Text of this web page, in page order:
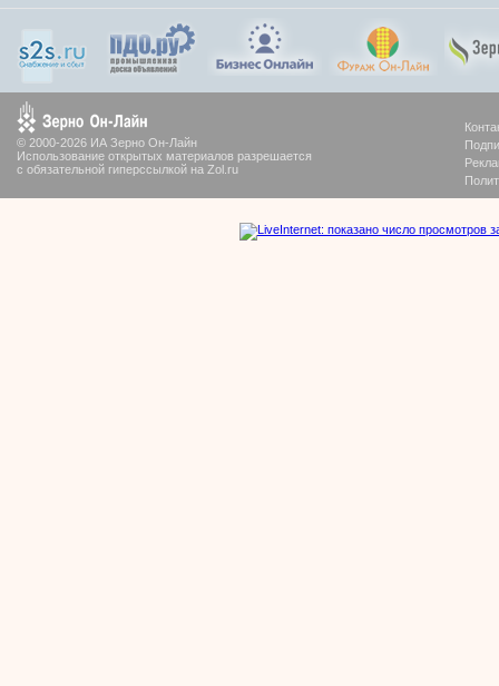
© 2000-2026 ИА Зерно Он-Лайн
Использование открытых материалов разрешается
с обязательной гиперссылкой на Zol.ru